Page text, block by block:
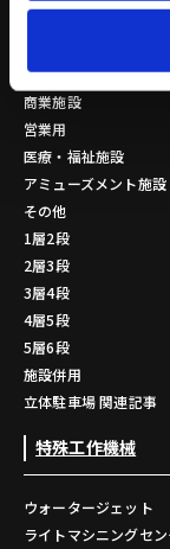
立体駐車場
公共施設
商業施設
営業用
医療・福祉施設
アミューズメント施設
その他
1層2段
2層3段
3層4段
4層5段
5層6段
施設併用
立体駐車場 関連記事
特殊工作機械
ウォータージェット
ライトマシニングセン